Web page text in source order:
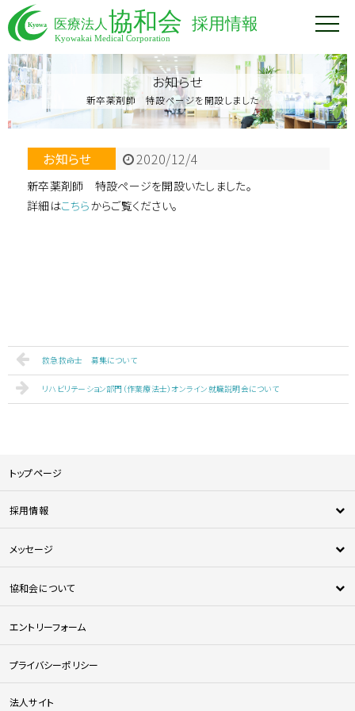
お知らせ
新卒薬剤師 特設ページを開設しました
お知らせ 2020/12/4
新卒薬剤師 特設ページを開設いたしました。
詳細はこちらからご覧ください。
救急救命士 募集について
リハビリテーション部門（作業療法士）オンライン就職説明会について
トップページ
採用情報
医師採用
メッセージ
協和会について
協和会を知る
人材育成について
エントリーフォーム
プライバシーポリシー
法人サイト